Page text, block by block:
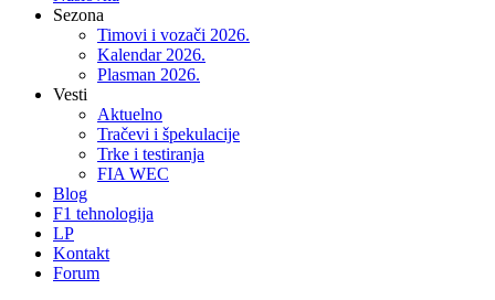
Sezona
Timovi i vozači 2026.
Kalendar 2026.
Plasman 2026.
Vesti
Aktuelno
Tračevi i špekulacije
Trke i testiranja
FIA WEC
Blog
F1 tehnologija
LP
Kontakt
Forum